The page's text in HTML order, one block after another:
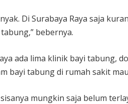
Di Surabaya Raya saja
bebernya.
ada lima klinik bayi tabung,
bayi tabung di rumah sakit
mungkin saja belum